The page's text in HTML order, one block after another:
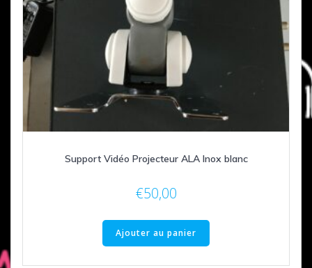
Support Vidéo Projecteur ALA Inox blanc
€50,00
Ajouter au panier